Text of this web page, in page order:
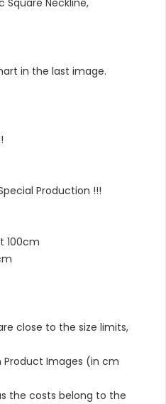
Square Neckline,
in the last image.
Production !!!
100cm
close to the size limits,
Product Images (in cm
the costs belong to the